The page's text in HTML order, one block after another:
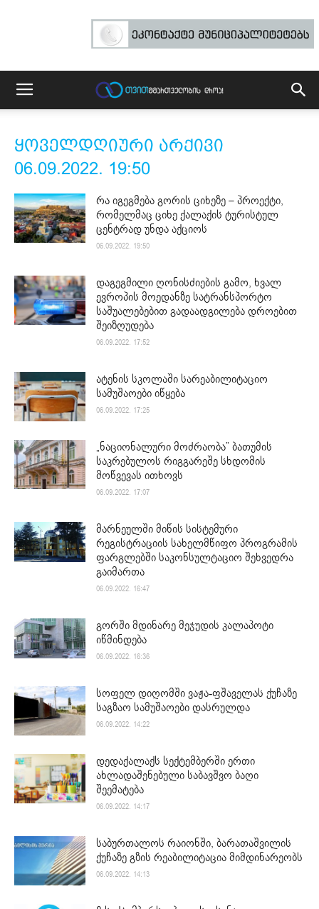
ყოველდღიური არქივი
06.09.2022. 19:50
რა იგეგმება გორის ციხეზე – პროექტი,
რომელმაც ციხე ქალაქის ტურისტულ
ცენტრად უნდა აქციოს
06.09.2022. 19:50
დაგეგმილი ღონისძიების გამო, ხვალ
ევროპის მოედანზე სატრანსპორტო
საშუალებებით გადაადგილება დროებით
შეიზღუდება
06.09.2022. 17:52
ატენის სკოლაში სარეაბილიტაციო
სამუშაოები იწყება
06.09.2022. 17:25
„ნაციონალური მოძრაობა” ბათუმის
საკრებულოს რიგგარეშე სხდომის
მოწვევას ითხოვს
06.09.2022. 17:07
მარნეულში მიწის სისტემური
რეგისტრაციის სახელმწიფო პროგრამის
ფარგლებში საკონსულტაციო შეხვედრა
გაიმართა
06.09.2022. 16:47
გორში მდინარე მეჯუდის კალაპოტი
იწმინდება
06.09.2022. 16:36
სოფელ დიღომში ვაჟა-ფშაველას ქუჩაზე
საგზაო სამუშაოები დასრულდა
06.09.2022. 14:22
დედაქალაქს სექტემბერში ერთი
ახლადაშენებული საბავშვო ბაღი
შეემატება
06.09.2022. 14:17
საბურთალოს რაიონში, ბარათაშვილის
ქუჩაზე გზის რეაბილიტაცია მიმდინარეობს
06.09.2022. 14:13